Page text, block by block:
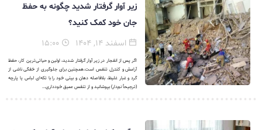
زیر آوار گرفتار شدید چگونه به حفظ
جان خود کمک‌ کنید؟
اسفند ۱۴, ۱۴۰۴
اگر پس از انفجار در زیر آوار گرفتار شدید، اولین و حیاتی‌ترین کار، حفظ
آرامش و کنترل تنفس است.همچنین برای جلوگیری از خفگی ناشی از
گرد و غبار غلیظ، بلافاصله دهان و بینی خود را با تکه‌ای لباس یا پارچه
(ترجیحاً نم‌دار) بپوشانید و از تنفس عمیق خودداری...